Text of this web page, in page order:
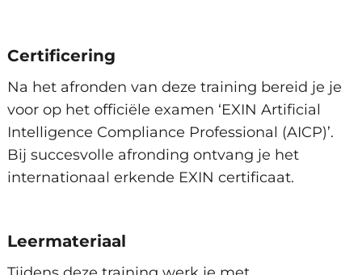
Certificering
Na het afronden van deze training bereid je je
voor op het officiële examen ‘EXIN Artificial
Intelligence Compliance Professional (AICP)’.
Bij succesvolle afronding ontvang je het
internationaal erkende EXIN certificaat.
Leermateriaal